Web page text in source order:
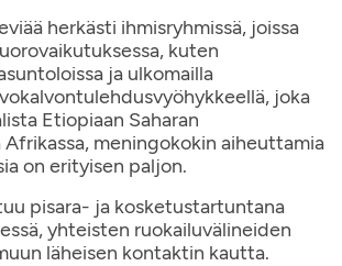
herkästi ihmisryhmissä, joissa
kuten
ja ulkomailla
joka
Etiopiaan Saharan
meningokokin aiheuttamia
on erityisen paljon.
pisara- ja kosketustartuntana
yhteisten ruokailuvälineiden
läheisen kontaktin kautta.